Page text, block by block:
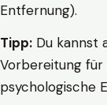
Entfernung).
Tipp: Du kannst
Vorbereitung für
psychologische